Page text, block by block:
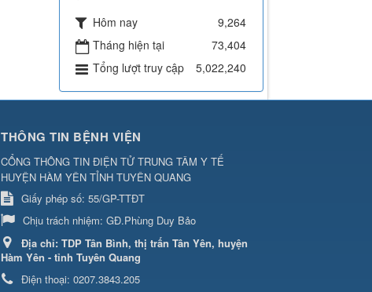
Hôm nay
9,264
Tháng hiện tại
73,404
Tổng lượt truy cập
5,022,240
THÔNG TIN BỆNH VIỆN
CỔNG THÔNG TIN ĐIỆN TỬ TRUNG TÂM Y TẾ
HUYỆN HÀM YÊN TỈNH TUYÊN QUANG
Giấy phép số: 55/GP-TTĐT
Chịu trách nhiệm: GĐ.Phùng Duy Bảo
Địa chỉ: TDP Tân Bình, thị trấn Tân Yên, huyện
Hàm Yên - tỉnh Tuyên Quang
Điện thoại: 0207.3843.205